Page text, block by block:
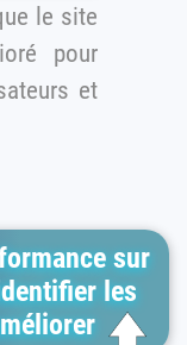
site
pour
sur
les